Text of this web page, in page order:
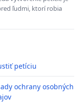
ľudmi, ktorí robia
petíciu
ochrany osobných